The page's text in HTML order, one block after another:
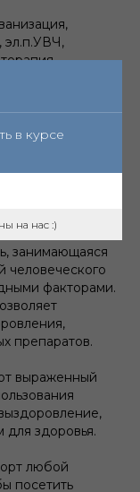
эл.п.УВЧ,
ингаляции,
занимающаяся
человеческого
факторами.
препаратов.
выраженный
здоровья.
любой
посетить
в курсе
на нас :)